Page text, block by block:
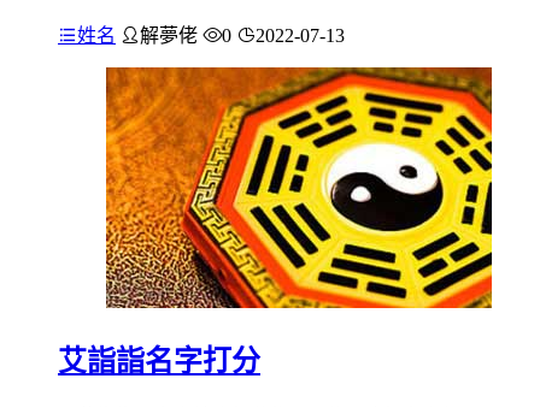
姓名 解夢佬 0 2022-07-13
艾詣詣名字打分